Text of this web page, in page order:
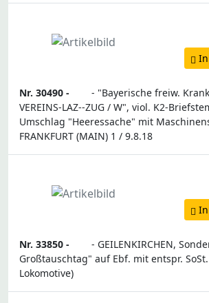
Nr. 30490 -
- "Bayerische freiw.
VEREINS-LAZ--ZUG / W", viol. K2-
Umschlag "Heeressache" mit
FRANKFURT (MAIN) 1 / 9.8.18
Nr. 33850 -
- GEILENKIRCHEN,
Großtauschtag" auf Ebf. mit entspr.
Lokomotive)